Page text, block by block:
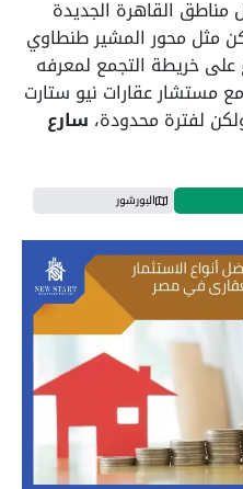
القاهرة الجديدة
مثل محور المشير طنطاوي
على خريطة التجمع لمعرفه
مستشار عقارات نيو ستارت
لفترة محدودة، سارع
البورشور